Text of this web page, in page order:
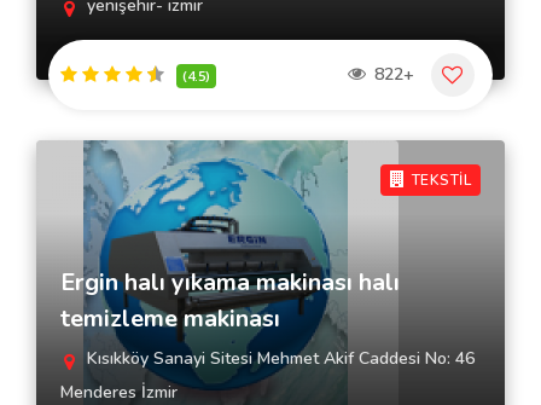
yenişehir- izmir
(4.5) 822+
TEKSTİL
Ergin halı yıkama makinası halı
temizleme makinası
Kısıkköy Sanayi Sitesi Mehmet Akif Caddesi No: 46
Menderes İzmir